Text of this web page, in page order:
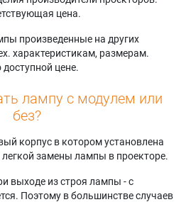
цена.
произведенные на других
характеристикам, размерам.
цене.
лампу с модулем или
без?
корпус в котором установлена
замены лампы в проекторе.
выходе из строя лампы - с
Поэтому в большинстве случаев